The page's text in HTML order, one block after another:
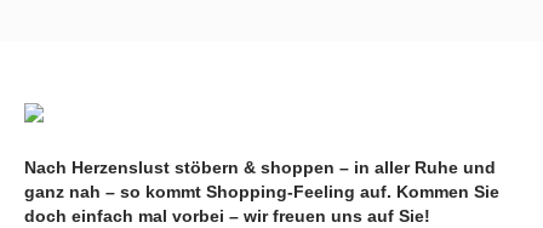
Nach Herzenslust stöbern & shoppen – in aller Ruhe und
ganz nah – so kommt Shopping-Feeling auf. Kommen Sie
doch einfach mal vorbei – wir freuen uns auf Sie!